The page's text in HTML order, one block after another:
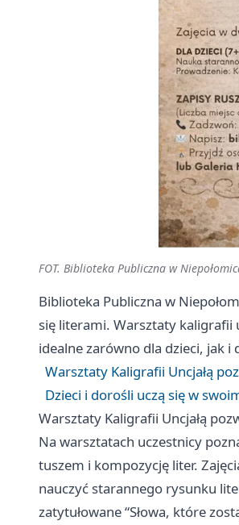
FOT. Biblioteka Publiczna w
Biblioteka Publiczna w
się literami. Warsztaty kaligrafii
idealne zarówno dla dzieci, jak i
Warsztaty Kaligrafii Uncjałą
Dzieci i dorośli uczą się w
Warsztaty Kaligrafii Uncjałą
Na warsztatach uczestnicy
tuszem i kompozycję liter.
nauczyć starannego rysunku
zatytułowane “Słowa, które